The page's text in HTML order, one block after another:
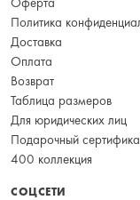
Политика
Доставка
Оплата
Возврат
Таблица размеров
Для юридических лиц
Подарочный
400 коллекция
СОЦСЕТИ